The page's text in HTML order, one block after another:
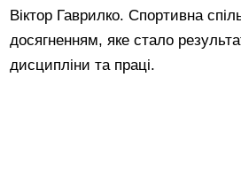
Віктор Гаврилко. Спортивна
досягненням, яке стало
дисципліни та праці.